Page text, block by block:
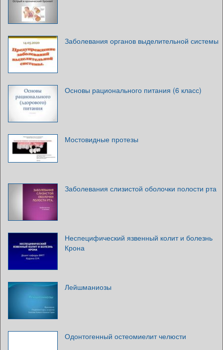
Заболевания органов выделительной системы
Основы рационального питания (6 класс)
Мостовидные протезы
Заболевания слизистой оболочки полости рта
Неспецифический язвенный колит и болезнь
Крона
Лейшманиозы
Одонтогенный остеомиелит челюсти